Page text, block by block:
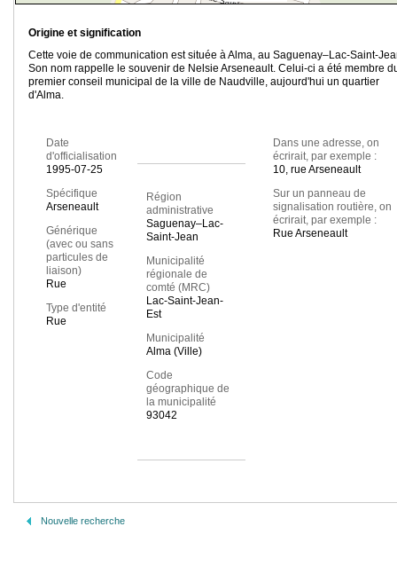
Origine et signification
Cette voie de communication est située à Alma, au Saguenay–Lac-Saint-
Son nom rappelle le souvenir de Nelsie Arseneault. Celui-ci a été membre
premier conseil municipal de la ville de Naudville, aujourd'hui un quartier
d'Alma.
Date
d'officialisation
1995-07-25
Spécifique
Arseneault
Générique
(avec ou sans
particules de
liaison)
Rue
Type d'entité
Rue
Région
administrative
Saguenay–Lac-
Saint-Jean
Municipalité
régionale de
comté (MRC)
Lac-Saint-Jean-
Est
Municipalité
Alma (Ville)
Code
géographique de
la municipalité
93042
Dans une adresse, on
écrirait, par exemple :
10, rue Arseneault
Sur un panneau de
signalisation routière, on
écrirait, par exemple :
Rue Arseneault
Nouvelle recherche